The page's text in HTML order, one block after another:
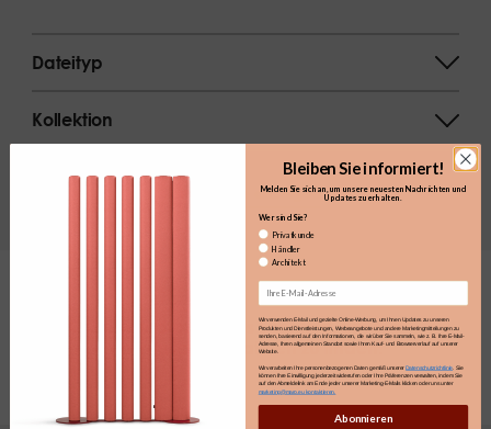
Dateityp
Kollektion
ergebnisse anzeigen
Verwenden Sie das Suchfeld, um die
gewünschten Dateien zu finden.
Bleiben Sie informiert!
Melden Sie sich an, um unsere neuesten Nachrichten und
Updates zu erhalten.​
Wer sind Sie?
Privatkunde
Händler
Architekt
Email
Wir verwenden E-Mail und gezielte Online-Werbung, um Ihnen Updates zu unseren
Produkten und Dienstleistungen, Werbeangebote und andere Marketingmitteilungen zu
senden, basierend auf den Informationen, die wir über Sie sammeln, wie z. B. Ihre E-Mail-
Adresse, Ihren allgemeinen Standort sowie Ihren Kauf- und Browserverlauf auf unserer
Website.
Wir verarbeiten Ihre personenbezogenen Daten gemäß unsererDatenschutzrichtlinie . Sie
können Ihre Einwilligung jederzeit widerrufen oder Ihre Präferenzen verwalten, indem Sie
auf den Abmeldelink am Ende jeder unserer Marketing-E-Mails klicken oder uns unter
marketing@maro.eu kontaktieren.
Abonnieren